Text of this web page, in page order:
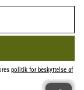
politik for beskyttelse af